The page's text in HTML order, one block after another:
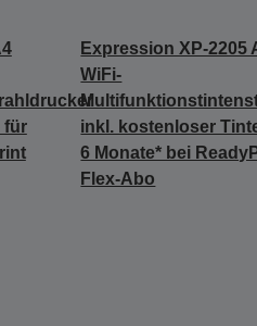
für
Expression XP-2205
WiFi-
inkl. kostenloser
6 Monate* bei
Flex-Abo